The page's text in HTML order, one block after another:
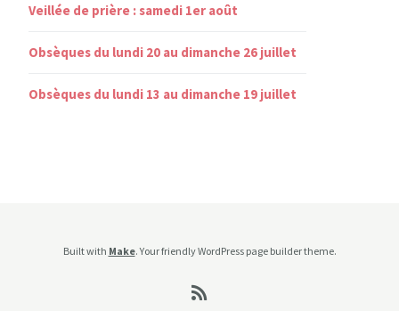
Veillée de prière : samedi 1er août
Obsèques du lundi 20 au dimanche 26 juillet
Obsèques du lundi 13 au dimanche 19 juillet
Built with Make. Your friendly WordPress page builder theme.